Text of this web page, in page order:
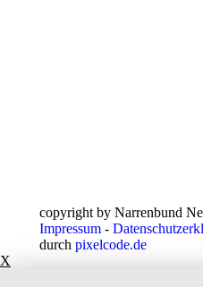
copyright by Narrenbund
Impressum -
durch pixelcode.de
X